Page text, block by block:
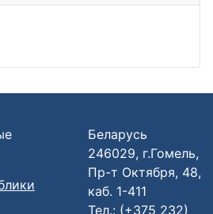
Беларусь
246029, г.Гомель,
Пр-т Октября, 48,
каб. 1-411
Тел.: (+375 232)